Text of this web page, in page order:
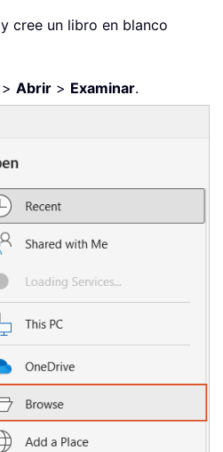
y cree un libro en blanco
> Abrir > Examinar.